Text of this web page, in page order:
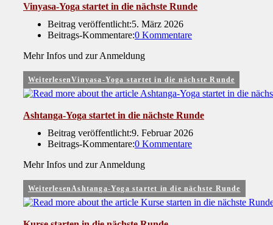
Vinyasa-Yoga startet in die nächste Runde
Beitrag veröffentlicht:5. März 2026
Beitrags-Kommentare:0 Kommentare
Mehr Infos und zur Anmeldung
WeiterlesenVinyasa-Yoga startet in die nächste Runde
Ashtanga-Yoga startet in die nächste Runde
Beitrag veröffentlicht:9. Februar 2026
Beitrags-Kommentare:0 Kommentare
Mehr Infos und zur Anmeldung
WeiterlesenAshtanga-Yoga startet in die nächste Runde